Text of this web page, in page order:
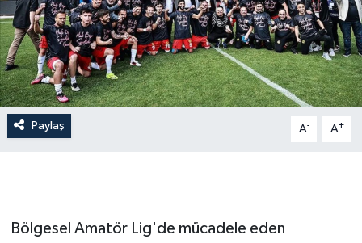
Paylaş A- A+
Bölgesel Amatör Lig'de mücadele eden
Kültür Sanat
Magazin
Otomobil